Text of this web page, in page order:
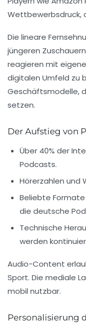
Wettbewerbsdruck,
Die lineare
jüngeren
reagieren mit
digitalen Umfeld zu
Geschäftsmodelle,
setzen.
Der Aufstieg von
Über 40% der
Podcasts.
Hörerzahlen und
Beliebte Formate
die deutsche
Technische
werden
Audio-Content
Sport. Die mediale
mobil nutzbar.
Personalisierung